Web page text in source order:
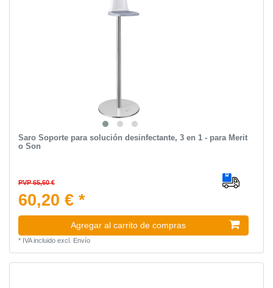
Saro Soporte para solución desinfectante, 3 en 1 - para Merit
o Son
PVP 65,60 €
60,20 € *
Agregar al carrito de compras
* IVA incluidoexcl. Envío